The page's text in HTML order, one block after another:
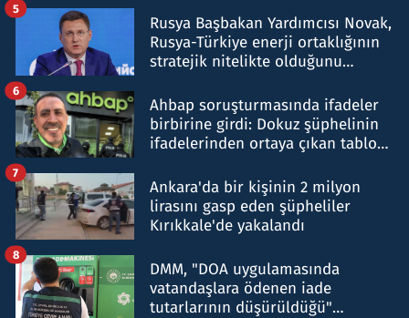
Rusya Başbakan Yardımcısı Novak,
Rusya-Türkiye enerji ortaklığının
stratejik nitelikte olduğunu
5
Ahbap soruşturmasında ifadeler
birbirine girdi: Dokuz şüphelinin
ifadelerinden ortaya çıkan tablo
6
Ankara'da bir kişinin 2 milyon
lirasını gasp eden şüpheliler
Kırıkkale'de yakalandı
7
DMM, "DOA uygulamasında
vatandaşlara ödenen iade
tutarlarının düşürüldüğü"
8